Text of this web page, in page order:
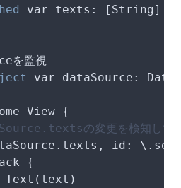
var texts : [String]
を監視
var dataSource :
View {
の変更を検知して
id:
{
Text(text)